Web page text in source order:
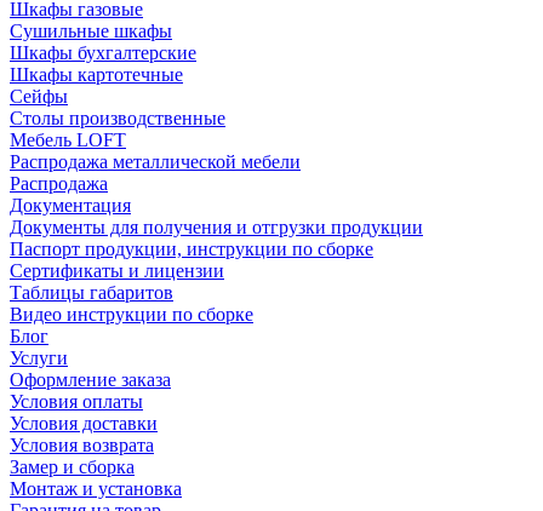
Шкафы газовые
Сушильные шкафы
Шкафы бухгалтерские
Шкафы картотечные
Сейфы
Столы производственные
Мебель LOFT
Распродажа металлической мебели
Распродажа
Документация
Документы для получения и отгрузки продукции
Паспорт продукции, инструкции по сборке
Сертификаты и лицензии
Таблицы габаритов
Видео инструкции по сборке
Блог
Услуги
Оформление заказа
Условия оплаты
Условия доставки
Условия возврата
Замер и сборка
Монтаж и установка